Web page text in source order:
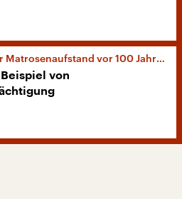
Matrosenaufstand vor 100 Jahren
von